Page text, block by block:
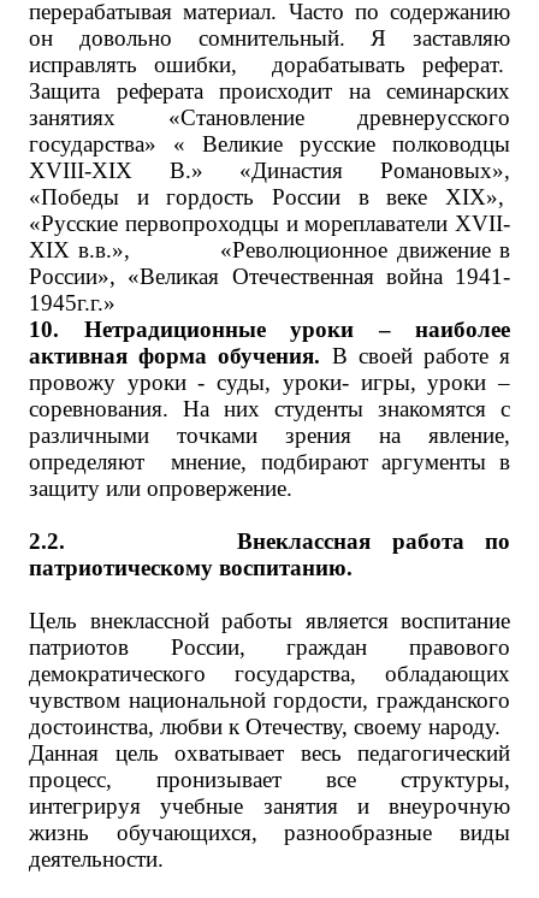
перерабатывая материал. Часто по содержанию
он довольно сомнительный. Я заставляю
исправлять ошибки, дорабатывать реферат.
Защита реферата происходит на семинарских
занятиях «Становление древнерусского
государства» « Великие русские полководцы
XVIII-XIX В.» «Династия Романовых»,
«Победы и гордость России в веке XIX»,
«Русские первопроходцы и мореплаватели XVII-
XIX в.в.», «Революционное движение в
России», «Великая Отечественная война 1941-
1945г.г.»
10. Нетрадиционные уроки – наиболее
активная форма обучения. В своей работе я
провожу уроки - суды, уроки- игры, уроки –
соревнования. На них студенты знакомятся с
различными точками зрения на явление,
определяют мнение, подбирают аргументы в
защиту или опровержение.
2.2.
Внеклассная работа по
патриотическому воспитанию.
Цель внеклассной работы является воспитание
патриотов России, граждан правового
демократического государства, обладающих
чувством национальной гордости, гражданского
достоинства, любви к Отечеству, своему народу.
Данная цель охватывает весь педагогический
процесс, пронизывает все структуры,
интегрируя учебные занятия и внеурочную
жизнь обучающихся, разнообразные виды
деятельности.